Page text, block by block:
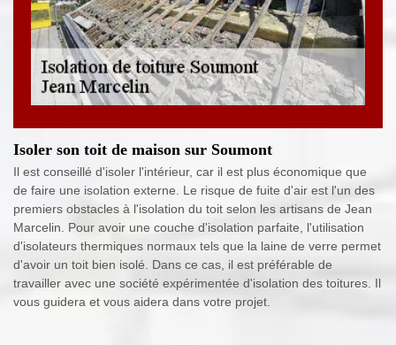
Isoler son toit de maison sur Soumont
Il est conseillé d'isoler l'intérieur, car il est plus économique que
de faire une isolation externe. Le risque de fuite d'air est l'un des
premiers obstacles à l'isolation du toit selon les artisans de Jean
Marcelin. Pour avoir une couche d'isolation parfaite, l'utilisation
d'isolateurs thermiques normaux tels que la laine de verre permet
d'avoir un toit bien isolé. Dans ce cas, il est préférable de
travailler avec une société expérimentée d'isolation des toitures. Il
vous guidera et vous aidera dans votre projet.